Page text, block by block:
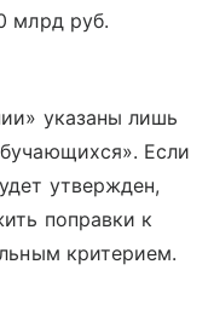
млрд руб.
указаны лишь
Если
утвержден,
поправки к
критерием.